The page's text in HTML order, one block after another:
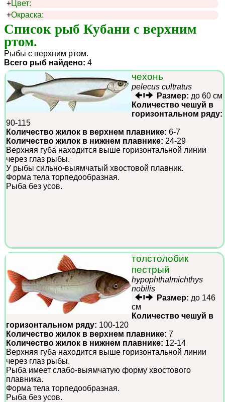
+Цвет:
+Окраска:
Список рыб Кубани с верхним
ртом.
Рыбы с верхним ртом.
Всего рыб найдено: 4
чехонь
pelecus cultratus
Размер: до 60 см
Количество чешуй в
горизонтальном ряду:
90-115
Количество жилок в верхнем плавнике: 6-7
Количество жилок в нижнем плавнике: 24-29
Верхняя губа находится выше горизонтальной линии
через глаз рыбы.
У рыбы сильно-выямчатый хвостовой плавник.
Форма тела торпедообразная.
Рыба без усов.
толстолобик
пестрый
hypophthalmichthys
nobilis
Размер: до 146
см
Количество чешуй в
горизонтальном ряду: 100-120
Количество жилок в верхнем плавнике: 7
Количество жилок в нижнем плавнике: 12-14
Верхняя губа находится выше горизонтальной линии
через глаз рыбы.
Рыба имеет слабо-выямчатую форму хвостового
плавника.
Форма тела торпедообразная.
Рыба без усов.